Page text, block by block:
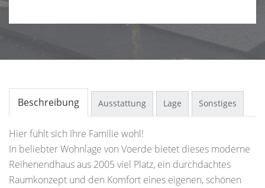
Beschreibung Ausstattung Lage Sonstiges
Hier fühlt sich Ihre Familie wohl!
In beliebter Wohnlage von Voerde bietet dieses moderne
Reihenendhaus aus 2005 viel Platz, ein durchdachtes
Raumkonzept und den Komfort eines eigenen, schönen